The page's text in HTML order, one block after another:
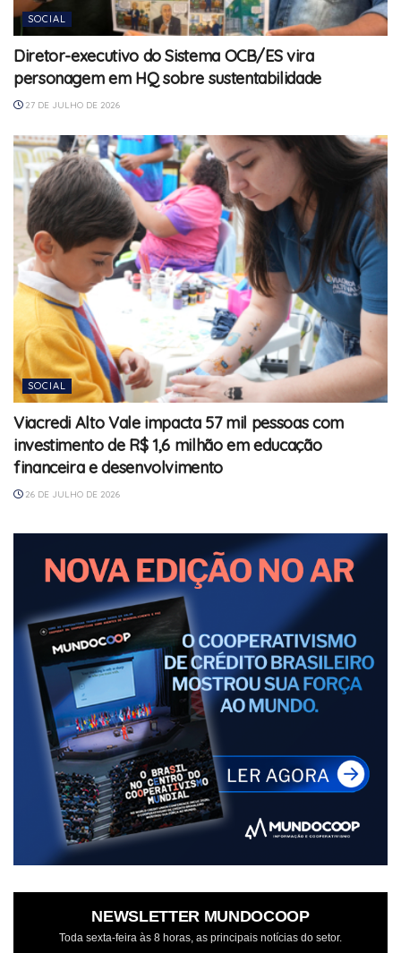
SOCIAL
Diretor-executivo do Sistema OCB/ES vira
personagem em HQ sobre sustentabilidade
27 DE JULHO DE 2026
SOCIAL
Viacredi Alto Vale impacta 57 mil pessoas com
investimento de R$ 1,6 milhão em educação
financeira e desenvolvimento
26 DE JULHO DE 2026
NEWSLETTER MUNDOCOOP
Toda sexta-feira às 8 horas, as principais notícias do setor.